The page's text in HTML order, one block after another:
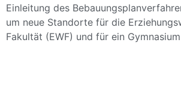
Einleitung des
um neue Standorte für die
Fakultät (EWF) und für ein